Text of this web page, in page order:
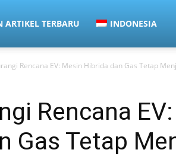
ARTIKEL TERBARU INDONESIA
Rencana EV: Mesin Hibrida dan Gas Tetap
Rencana EV:
Gas Tetap